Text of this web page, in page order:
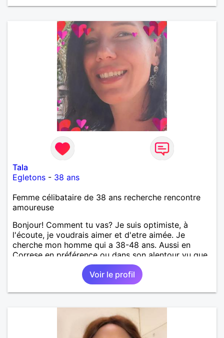
Tala
Egletons - 38 ans
Femme célibataire de 38 ans recherche rencontre
amoureuse
Bonjour! Comment tu vas? Je suis optimiste, à
l'écoute, je voudrais aimer et d'etre aimée. Je
cherche mon homme qui a 38-48 ans. Aussi en
Correse en préférence ou dans son alentour vu que
je travaille en CDI et je ne peux pas souvent
voyager loin. Merci. Bon chance à tout le monde.
Voir le profil